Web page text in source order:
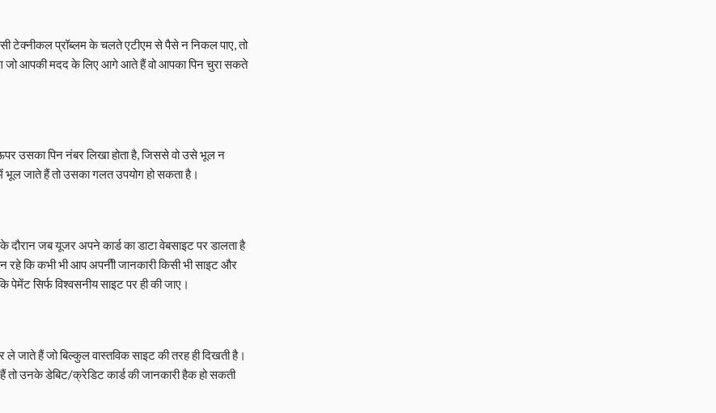
टेक्नीकल प्रॉब्लम के चलते एटीएम से पैसे न निकल पाए, तो
जो आपकी मदद के लिए आगे आते हैं वो आपका पिन चुरा सकते
उसका पिन नंबर लिखा होता है, जिससे वो उसे भूल न
जाते हैं तो उसका गलत उपयोग हो सकता है।
जब यूजर अपने कार्ड का डाटा वेबसाइट पर डालता है
कि कभी भी आप अपनीी जानकारी किसी भी साइट और
सिर्फ विश्वसनीय साइट पर ही की जाए।
हैं जो बिल्कुल वास्‍तविक साइट की तरह ही दिखती है।
तो उनके डेबिट/क्रेडिट कार्ड की जानकारी हैक हो सकती